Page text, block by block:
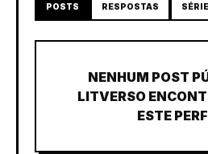
POSTS RESPOSTAS
NENHUM POST
LITVERSO
ESTE